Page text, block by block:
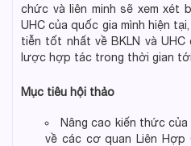
chức và liên minh sẽ xem xét
UHC của quốc gia mình hiện
tiễn tốt nhất về BKLN và UHC
lược hợp tác trong thời gian
Mục tiêu hội thảo
Nâng cao kiến thức
về các cơ quan Liên Hợp